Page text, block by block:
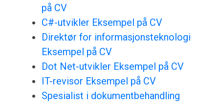
på CV
C#-utvikler Eksempel på CV
Direktør for informasjonsteknologi
Eksempel på CV
Dot Net-utvikler Eksempel på CV
IT-revisor Eksempel på CV
Spesialist i dokumentbehandling